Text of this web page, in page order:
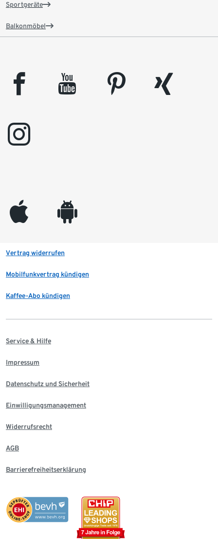
Sportgeräte
Balkonmöbel
facebook youtube pinterest
xing
instagram
appleinc android
Vertrag widerrufen
Mobilfunkvertrag kündigen
Kaffee-Abo kündigen
Service & Hilfe
Impressum
Datenschutz und Sicherheit
Einwilligungsmanagement
Widerrufsrecht
AGB
Barrierefreiheitserklärung